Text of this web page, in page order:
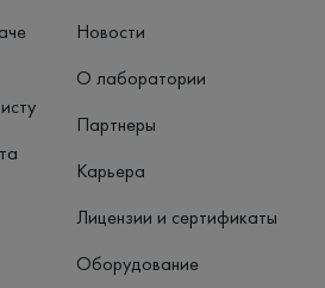
Новости
О лаборатории
Партнеры
Карьера
Лицензии и сертификаты
Оборудование